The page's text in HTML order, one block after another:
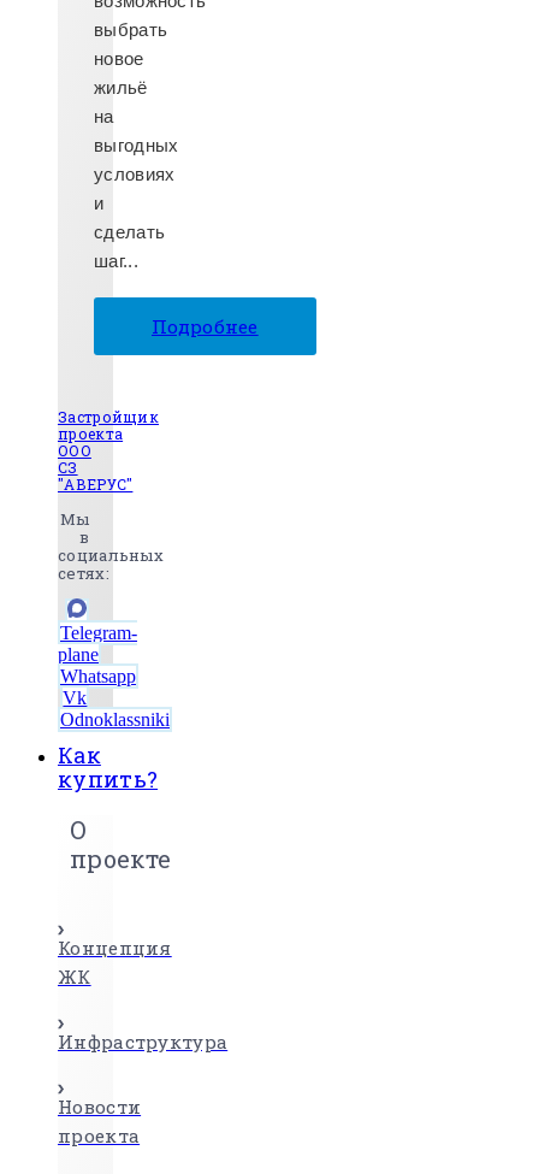
выбрать
новое
жильё
на
выгодных
условиях
и
сделать
шаг...
Подробнее
Застройщик
проекта
ООО
СЗ
"АВЕРУС"
Мы
в
социальных
сетях:
Telegram-
plane
Whatsapp
Vk
Odnoklassniki
Как
купить?
О
проекте
Концепция
ЖК
Инфраструктура
Новости
проекта